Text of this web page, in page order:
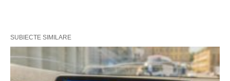
SUBIECTE SIMILARE